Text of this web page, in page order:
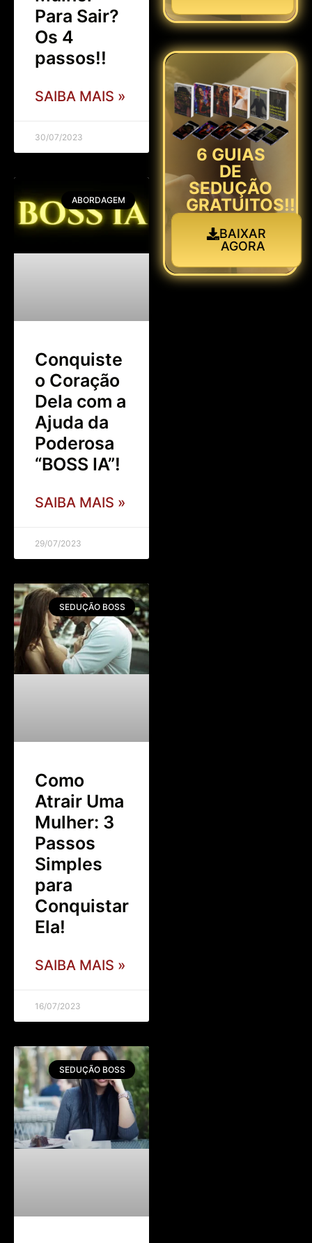
Para Sair?
Os 4
passos!!
SAIBA MAIS »
30/07/2023
ABORDAGEM
Conquiste
o Coração
Dela com a
Ajuda da
Poderosa
“BOSS IA”!
SAIBA MAIS »
29/07/2023
SEDUÇÃO BOSS
Como
Atrair Uma
Mulher: 3
Passos
Simples
para
Conquistar
Ela!
SAIBA MAIS »
16/07/2023
SEDUÇÃO BOSS
6 GUIAS
DE
SEDUÇÃO
GRATUITOS!!
BAIXAR
AGORA